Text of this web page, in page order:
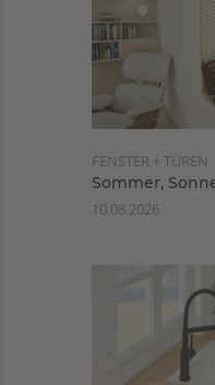
FENSTER + TÜREN
Sommer,
10.08.2026